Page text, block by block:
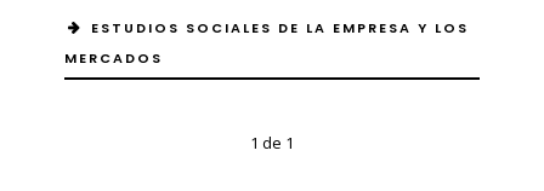
ESTUDIOS SOCIALES DE LA EMPRESA Y LOS
MERCADOS
1 de 1